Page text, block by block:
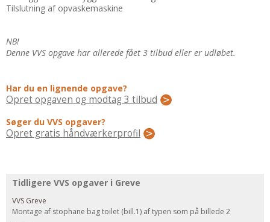
Om Værktøj
ELEKTRIKER
Udskiftning Og Montage
Om Materialer
Tips Og Tests
VVS
Andet
Tilslutning af opvaskemaskine
NB!
Denne VVS opgave har allerede fået 3 tilbud eller er udløbet.
Har du en lignende opgave?
Opret opgaven og modtag 3 tilbud
Søger du VVS opgaver?
Opret gratis håndværkerprofil
Tidligere VVS opgaver i Greve
VVS Greve
Montage af stophane bag toilet (bill.1) af typen som på billede 2